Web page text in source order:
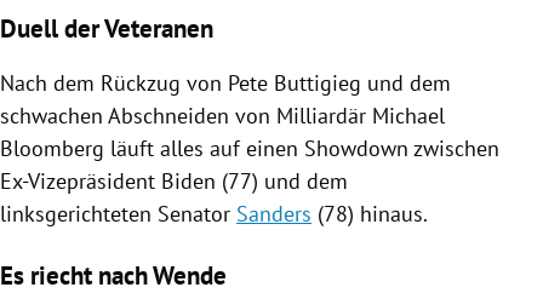
Duell der Veteranen
Nach dem Rückzug von Pete Buttigieg und dem
schwachen Abschneiden von Milliardär Michael
Bloomberg läuft alles auf einen Showdown zwischen
Ex-Vizepräsident Biden (77) und dem
linksgerichteten Senator Sanders (78) hinaus.
Es riecht nach Wende